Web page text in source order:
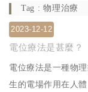
Tag : 物理治療
2023-12-12
電位療法是甚麼？
電位療法是一種物
生的電場作用在人